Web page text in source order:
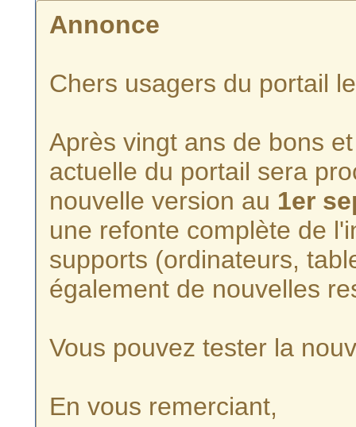
Annonce
Chers usagers du portail
Après vingt ans de bons
actuelle du portail sera
nouvelle version au 1er
une refonte complète de
supports (ordinateurs,
également de nouvelles
Vous pouvez tester la
En vous remerciant,